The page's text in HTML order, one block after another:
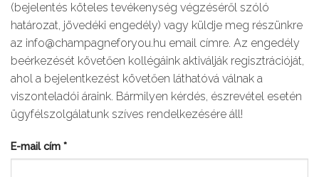
(bejelentés köteles tevékenység végzéséről szóló
határozat, jövedéki engedély) vagy küldje meg részünkre
az info@champagneforyou.hu email címre. Az engedély
beérkezését követően kollégáink aktiválják regisztrációját,
ahol a bejelentkezést követően láthatóvá válnak a
viszonteladói áraink. Bármilyen kérdés, észrevétel esetén
ügyfélszolgálatunk szíves rendelkezésére áll!
E-mail cím *